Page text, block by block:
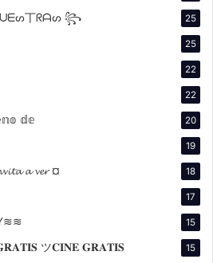
丅ᖇᗩᔕ ꧂ 25
25
22
22
𝕕𝕖 20
19
𝓪 𝓿𝓮𝓻 ¤ 18
17
15
ツ𝐂𝐈𝐍𝐄 𝐆𝐑𝐀𝐓𝐈𝐒 15